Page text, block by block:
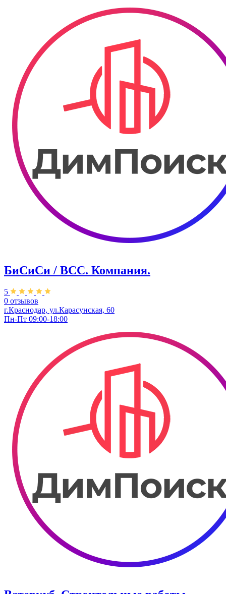
БиСиСи / BCC. Компания.
5
0 отзывов
г.Краснодар, ул.Карасунская, 60
Пн-Пт 09:00-18:00